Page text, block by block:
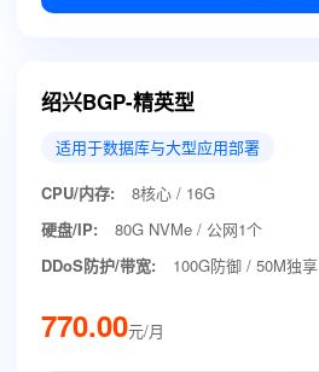
绍兴BGP-精英型
适用于数据库与大型应用部署
CPU/内存:
8核心 / 16G
硬盘/IP:
80G NVMe / 公网1个
DDoS防护/带宽:
100G防御 / 50M独享
770.00元/月